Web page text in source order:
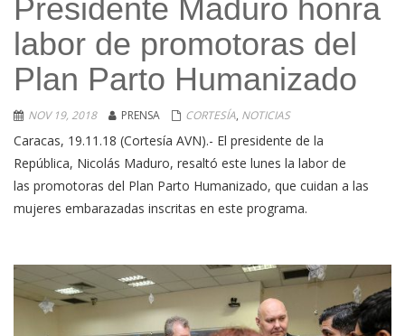
Presidente Maduro honra
labor de promotoras del
Plan Parto Humanizado
NOV 19, 2018 PRENSA CORTESÍA, NOTICIAS
Caracas, 19.11.18 (Cortesía AVN).- El presidente de la
República, Nicolás Maduro, resaltó este lunes la labor de
las promotoras del Plan Parto Humanizado, que cuidan a las
mujeres embarazadas inscritas en este programa.